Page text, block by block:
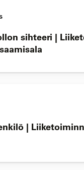
sihteeri |
|